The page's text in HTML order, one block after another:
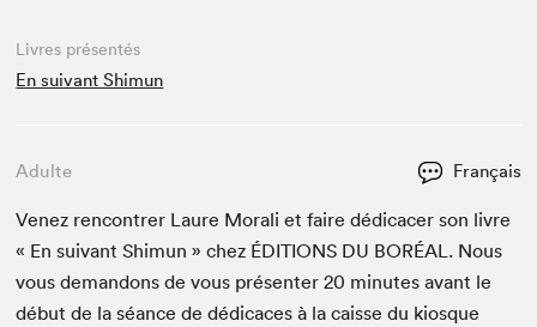
Livres présentés
En suivant Shimun
Adulte Français
Venez ren­con­tr­er Lau­re Morali et faire dédi­cac­er son livre
« En suiv­ant Shimun » chez ÉDI­TIONS DU BORÉAL. Nous
vous deman­dons de vous présen­ter20 min­utes avant le
début de la séance de dédi­caces à la caisse du kiosque